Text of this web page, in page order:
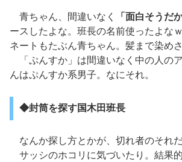
青ちゃん、間違いなく 「面白そうだ
ースしたよな。班長の名前使ったよな
ネートもたぶん青ちゃん。髪まで染
「ぷんすか」は間違いなく中の人の
んはぷんすか系男子。なにそれ。
◆封筒を探す国木田班長
なんか探し方とかが、切れ者のそれだ
サッシのホコリに気づいたり。結果